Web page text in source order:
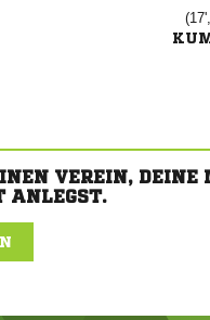
VEREIN,
ANLEGST.